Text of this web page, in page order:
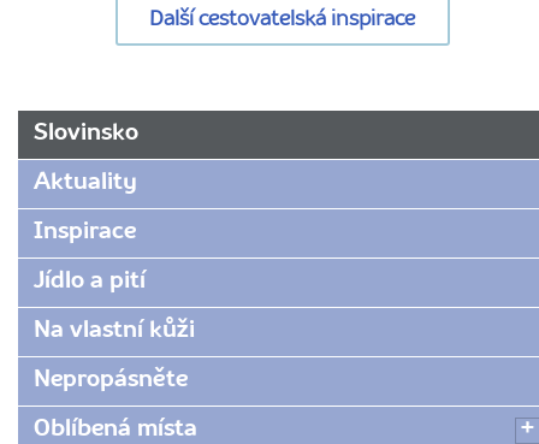
Další cestovatelská inspirace
URL
www.radynacestu.cz/magazin/joze-
Slovinsko
Aktuality
Inspirace
Jídlo a pití
Na vlastní kůži
Nepropásněte
Oblíbená místa